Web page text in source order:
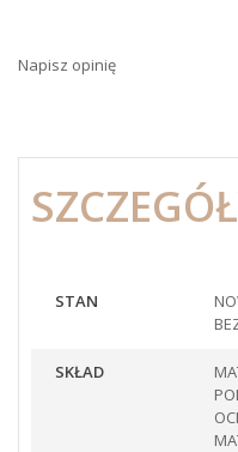
Napisz opinię
STAN
SKŁAD